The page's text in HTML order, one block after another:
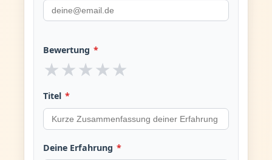
Bewertung *
★ ★ ★ ★ ★
Titel *
Deine Erfahrung *